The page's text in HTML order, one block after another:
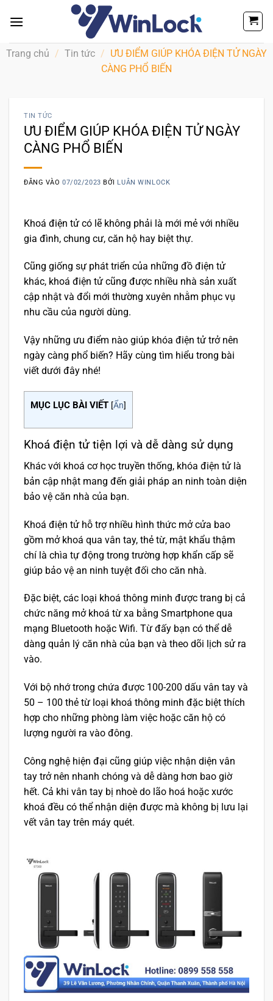
qua
dung
Trang chủ / Tin tức / ƯU ĐIỂM GIÚP KHÓA ĐIỆN TỬ NGÀY
CÀNG PHỔ BIẾN
TIN TỨC
ƯU ĐIỂM GIÚP KHÓA ĐIỆN TỬ NGÀY
CÀNG PHỔ BIẾN
ĐĂNG VÀO07/02/2023 BỞI LUÂN WINLOCK
Khoá điện tử có lẽ không phải là mới mẻ với nhiều
gia đình, chung cư, căn hộ hay biệt thự.
Cũng giống sự phát triển của những đồ điện tử
khác, khoá điện tử cũng được nhiều nhà sản xuất
cập nhật và đổi mới thường xuyên nhằm phục vụ
nhu cầu của người dùng.
Vậy những ưu điểm nào giúp khóa điện tử trở nên
ngày càng phổ biến? Hãy cùng tìm hiểu trong bài
viết dưới đây nhé!
MỤC LỤC BÀI VIẾT [Ẩn]
Khoá điện tử tiện lợi và dễ dàng sử dụng
Khác với khoá cơ học truyền thống, khóa điện tử là
bản cập nhật mang đến giải pháp an ninh toàn diện
bảo vệ căn nhà của bạn.
Khoá điện tử hỗ trợ nhiều hình thức mở cửa bao
gồm mở khoá qua vân tay, thẻ từ, mật khẩu thậm
chí là chìa tự động trong trường hợp khẩn cấp sẽ
giúp bảo vệ an ninh tuyệt đối cho căn nhà.
Đặc biệt, các loại khoá thông minh được trang bị cả
chức năng mở khoá từ xa bằng Smartphone qua
mạng Bluetooth hoặc Wifi. Từ đấy bạn có thể dễ
dàng quản lý căn nhà của bạn và theo dõi lịch sử ra
vào.
Với bộ nhớ trong chứa được 100-200 dấu vân tay và
50 – 100 thẻ từ loại khoá thông minh đặc biệt thích
hợp cho những phòng làm việc hoặc căn hộ có
lượng người ra vào đông.
Công nghệ hiện đại cũng giúp việc nhận diện vân
tay trở nên nhanh chóng và dễ dàng hơn bao giờ
hết. Cả khi vân tay bị nhoè do lão hoá hoặc xước
khoá đều có thể nhận diện được mà không bị lưu lại
vết vân tay trên máy quét.